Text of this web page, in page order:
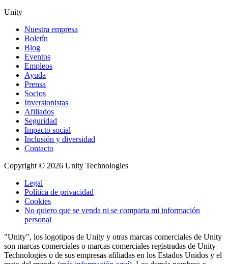
Unity
Nuestra empresa
Boletín
Blog
Eventos
Empleos
Ayuda
Prensa
Socios
Inversionistas
Afiliados
Seguridad
Impacto social
Inclusión y diversidad
Contacto
Copyright © 2026 Unity Technologies
Legal
Política de privacidad
Cookies
No quiero que se venda ni se comparta mi información
personal
"Unity", los logotipos de Unity y otras marcas comerciales de Unity
son marcas comerciales o marcas comerciales registradas de Unity
Technologies o de sus empresas afiliadas en los Estados Unidos y el